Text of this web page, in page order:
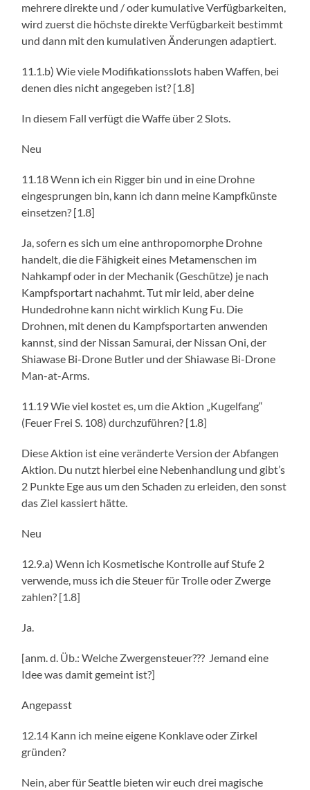
mehrere direkte und / oder kumulative Verfügbarkeiten,
wird zuerst die höchste direkte Verfügbarkeit bestimmt
und dann mit den kumulativen Änderungen adaptiert.
11.1.b) Wie viele Modifikationsslots haben Waffen, bei
denen dies nicht angegeben ist? [1.8]
In diesem Fall verfügt die Waffe über 2 Slots.
Neu
11.18 Wenn ich ein Rigger bin und in eine Drohne
eingesprungen bin, kann ich dann meine Kampfkünste
einsetzen? [1.8]
Ja, sofern es sich um eine anthropomorphe Drohne
handelt, die die Fähigkeit eines Metamenschen im
Nahkampf oder in der Mechanik (Geschütze) je nach
Kampfsportart nachahmt. Tut mir leid, aber deine
Hundedrohne kann nicht wirklich Kung Fu. Die
Drohnen, mit denen du Kampfsportarten anwenden
kannst, sind der Nissan Samurai, der Nissan Oni, der
Shiawase Bi-Drone Butler und der Shiawase Bi-Drone
Man-at-Arms.
11.19 Wie viel kostet es, um die Aktion „Kugelfang“
(Feuer Frei S. 108) durchzuführen? [1.8]
Diese Aktion ist eine veränderte Version der Abfangen
Aktion. Du nutzt hierbei eine Nebenhandlung und gibt’s
2 Punkte Ege aus um den Schaden zu erleiden, den sonst
das Ziel kassiert hätte.
Neu
12.9.a) Wenn ich Kosmetische Kontrolle auf Stufe 2
verwende, muss ich die Steuer für Trolle oder Zwerge
zahlen? [1.8]
Ja.
[anm. d. Üb.: Welche Zwergensteuer??? Jemand eine
Idee was damit gemeint ist?]
Angepasst
12.14 Kann ich meine eigene Konklave oder Zirkel
gründen?
Nein, aber für Seattle bieten wir euch drei magische